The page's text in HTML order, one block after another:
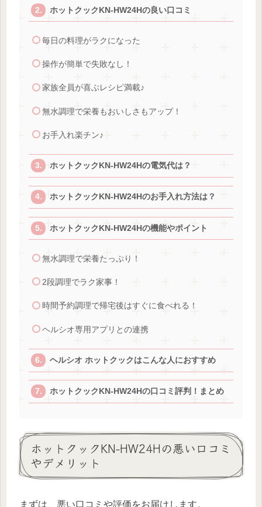
ホットクックKN-HW24Hの良い口コミ
毎日の料理がラクになった
操作が簡単で失敗なし！
家族全員が喜ぶレシピ満載♪
無水調理で栄養もおいしさもアップ！
お手入れ楽チン♪
ホットクックKN-HW24Hの電気代は？
ホットクックKN-HW24Hのお手入れ方法は？
ホットクックKN-HW24Hの機能やポイント
無水調理で栄養たっぷり！
2段調理でラク家事！
時間予約調理で帰宅後はすぐに食べれる！
ヘルシオ専用アプリとの連携
ヘルシオ ホットクックはこんな人におすすめ
ホットクックKN-HW24Hの口コミ評判！まとめ
ホットクックKN-HW24Hの悪い口コミ
やデメリット
まずは、悪い口コミや評価をお届けします。